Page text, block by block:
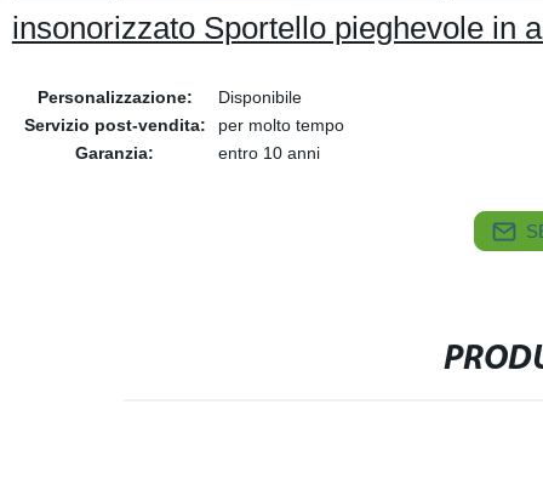
insonorizzato Sportello pieghevole in
Personalizzazione:
Disponibile
Servizio post-vendita:
per molto tempo
Garanzia:
entro 10 anni